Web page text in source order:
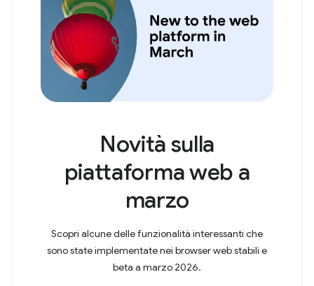
Novità sulla
piattaforma web a
marzo
Scopri alcune delle funzionalità interessanti che
sono state implementate nei browser web stabili e
beta a marzo 2026.